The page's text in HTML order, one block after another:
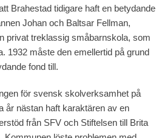
Brahestad tidigare haft en betydande
Johan och Baltsar Fellman,
privat treklassig småbarnskola, som
1932 måste den emellertid på grund
fond till.
för svensk skolverksamhet på
år nästan haft karaktären av en
från SFV och Stiftelsen till Brita